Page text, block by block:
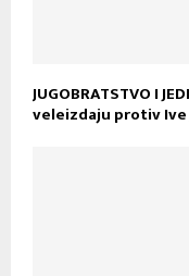
JUGOBRATSTVO I
veleizdaju protiv Ive